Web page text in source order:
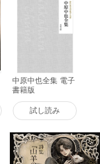
中原中也全集 電子
書籍版
試し読み